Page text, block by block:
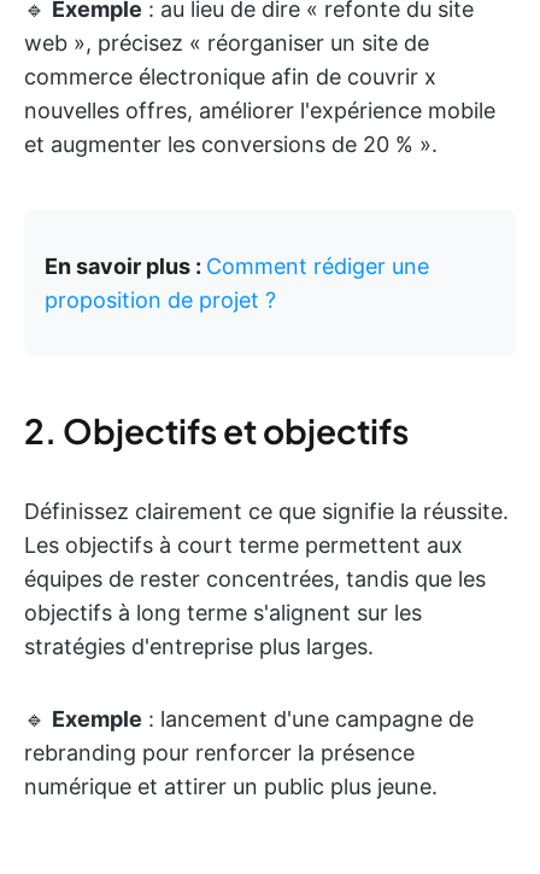
🔹 Exemple : au lieu de dire « refonte du site
web », précisez « réorganiser un site de
commerce électronique afin de couvrir x
nouvelles offres, améliorer l'expérience mobile
et augmenter les conversions de 20 % ».
En savoir plus : Comment rédiger une
proposition de projet ?
2. Objectifs et objectifs
Définissez clairement ce que signifie la réussite.
Les objectifs à court terme permettent aux
équipes de rester concentrées, tandis que les
objectifs à long terme s'alignent sur les
stratégies d'entreprise plus larges.
🔹 Exemple : lancement d'une campagne de
rebranding pour renforcer la présence
numérique et attirer un public plus jeune.